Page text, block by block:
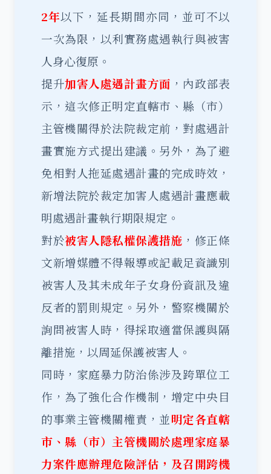
2年以下，延長期間亦同，並可不以
一次為限，以利實務處遇執行與被害
人身心復原。
提升加害人處遇計畫方面 ，內政部表
示，這次修正明定直轄市、縣（市）
主管機關得於法院裁定前，對處遇計
畫實施方式提出建議。另外，為了避
免相對人拖延處遇計畫的完成時效，
新增法院於裁定加害人處遇計畫應載
明處遇計畫執行期限規定。
對於被害人隱私權保護措施 ，修正條
文新增媒體不得報導或記載足資識別
被害人及其未成年子女身份資訊及違
反者的罰則規定。另外，警察機關於
詢問被害人時，得採取適當保護與隔
離措施，以周延保護被害人。
同時，家庭暴力防治係涉及跨單位工
作，為了強化合作機制，增定中央目
的事業主管機關權責，並明定各直轄
市、縣（市）主管機關於處理家庭暴
力案件應辦理危險評估，及召開跨機